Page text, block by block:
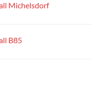
Michelsdorf
B85